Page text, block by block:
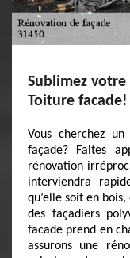
Sublimez votre
Toiture facade!
Vous cherchez
façade? Faites
rénovation
interviendra
qu’elle soit en
des façadiers
facade prend en
assurons une